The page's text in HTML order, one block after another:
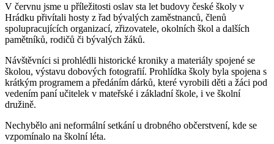
V červnu jsme u příležitosti oslav sta let budovy české školy v
Hrádku přivítali hosty z řad bývalých zaměstnanců, členů
spolupracujících organizací, zřizovatele, okolních škol a dalších
pamětníků, rodičů či bývalých žáků.
Návštěvníci si prohlédli historické kroniky a materiály spojené se
školou, výstavu dobových fotografií. Prohlídka školy byla spojena s
krátkým programem a předáním dárků, které vyrobili děti a žáci pod
vedením paní učitelek v mateřské i základní škole, i ve školní
družině.
Nechybělo ani neformální setkání u drobného občerstvení, kde se
vzpomínalo na školní léta.